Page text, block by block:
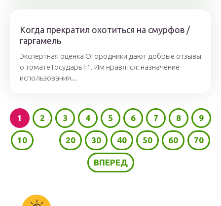
Когда прекратил охотиться на смурфов /
гаргамель
Экспертная оценка Огородники дают добрые отзывы
о томате Государь F1. Им нравятся: назначение
использования...
1 2 3 4 5 6 7 8 9
10 20 30 40 50 60 70
ВПЕРЕД